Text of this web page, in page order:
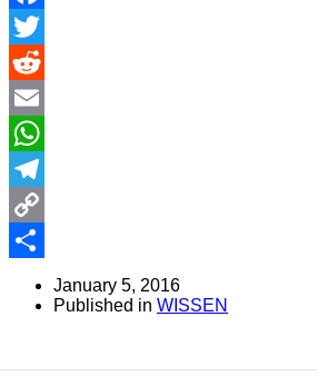
Facebook
Twitter
Reddit
Email
WhatsApp
Telegram
Copy
January 5, 2016
Published in WISSEN